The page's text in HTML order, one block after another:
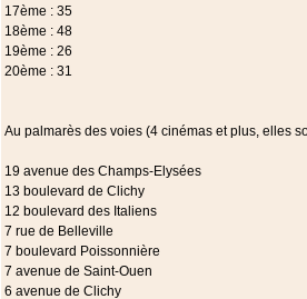
17ème : 35
18ème : 48
19ème : 26
20ème : 31
Au palmarès des voies (4 cinémas et plus, elles
19 avenue des Champs-Elysées
13 boulevard de Clichy
12 boulevard des Italiens
7 rue de Belleville
7 boulevard Poissonnière
7 avenue de Saint-Ouen
6 avenue de Clichy